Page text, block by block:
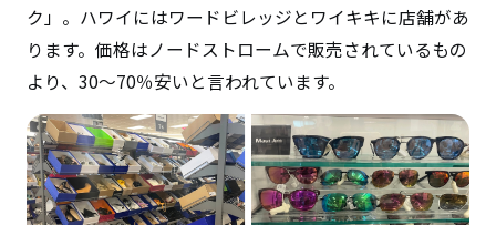
ク」。ハワイにはワードビレッジとワイキキに店舗があ
ります。価格はノードストロームで販売されているもの
より、30～70％安いと言われています。